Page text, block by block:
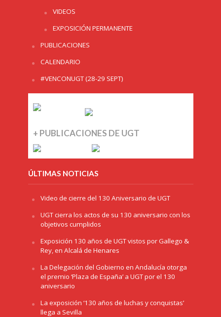
VIDEOS
EXPOSICIÓN PERMANENTE
PUBLICACIONES
CALENDARIO
#VENCONUGT (28-29 SEPT)
+ PUBLICACIONES DE UGT
ÚLTIMAS NOTICIAS
Video de cierre del 130 Aniversario de UGT
UGT cierra los actos de su 130 aniversario con los
objetivos cumplidos
Exposición 130 años de UGT vistos por Gallego &
Rey, en Alcalá de Henares
La Delegación del Gobierno en Andalucía otorga
el premio ‘Plaza de España’ a UGT por el 130
aniversario
La exposición ‘130 años de luchas y conquistas’
llega a Sevilla